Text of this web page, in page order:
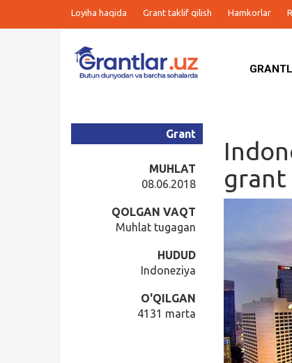
Loyiha haqida Grant taklif qilish Hamkorlar
grant
Grant
MUHLAT
08.06.2018
QOLGAN VAQT
Muhlat tugagan
HUDUD
Indoneziya
O'QILGAN
4131 marta